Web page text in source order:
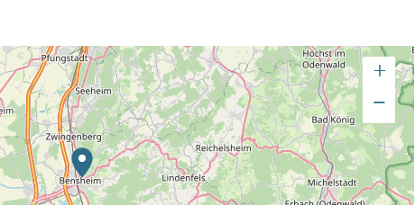
die mit Kindern arbeiten und ihre Fähigkeiten im Bereich der
und Jugendförderung
zum/zur Resilienztrainer*in absolviert haben (Zertifikate anderer
+
−